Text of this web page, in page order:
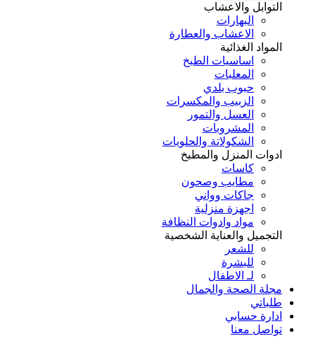
التوابل والاعشاب
البهارات
الاعشاب والعطارة
المواد الغذائية
اساسيات الطبخ
المعلبات
حبوب بلدي
الزبيب والمكسرات
العسل والتمور
المشروبات
الشكولاتة والحلويات
ادوات المنزل والمطبخ
كاسات
مطايب وصحون
جاكات وواني
اجهزة منزلية
مواد وادوات النظافة
التجميل والعناية الشخصية
للشعر
للبشرة
لـ الاطفال
مجلة الصحة والجمال
طلباتي
ادارة حسابي
تواصل معنا